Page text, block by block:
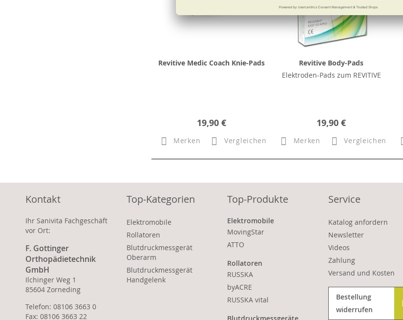
Revitive Medic Coach Knie-Pads
19,90 €
Merken Vergleichen
Revitive Body-Pads
Elektroden-Pads zum REVITIVE
19,90 €
Merken Vergleichen
Kontakt
Ihr Sanivita Fachgeschäft
vor Ort:
F. Gottinger
Orthopädietechnik
GmbH
Ilchinger Weg 1
85604 Zorneding
Telefon: 08106 3663 0
Fax: 08106 3663 22
Top-Kategorien
Elektromobile
Rollatoren
Blutdruckmessgerät
Oberarm
Blutdruckmessgerät
Handgelenk
Top-Produkte
Elektromobile
MovingStar
ATTO
Rollatoren
RUSSKA
byACRE
RUSSKA vital
Service
Katalog anfordern
Newsletter
Videos
Zahlung
Versand und Kosten
Bestellung
widerrufen